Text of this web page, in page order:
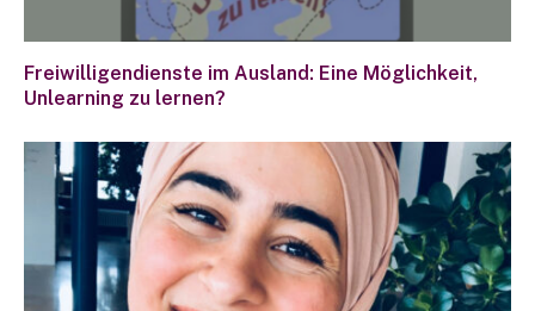
Freiwilligendienste im Ausland: Eine Möglichkeit,
Unlearning zu lernen?